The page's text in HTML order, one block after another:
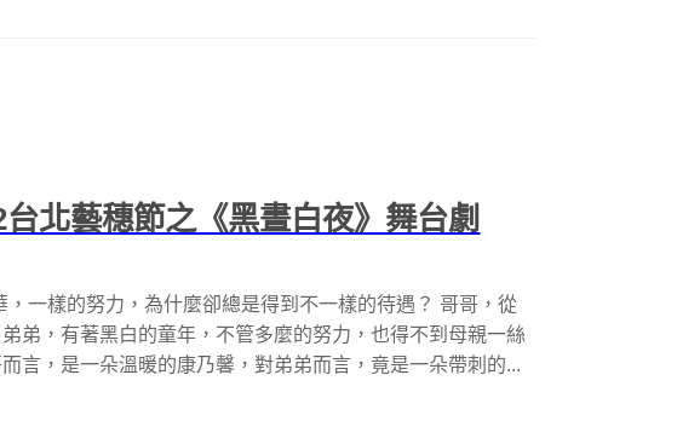
台北藝穗節之《黑晝白夜》舞台劇
，一樣的努力，為什麼卻總是得到不一樣的待遇？ 哥哥，從
弟，有著黑白的童年，不管多麼的努力，也得不到母親一絲
言，是一朵溫暖的康乃馨，對弟弟而言，竟是一朵帶刺的...